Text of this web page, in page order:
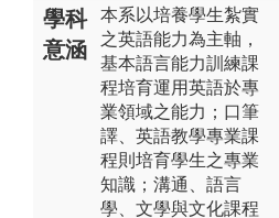
學科
意涵
本系以培養學生紮實
之英語能力為主軸，
基本語言能力訓練課
程培育運用英語於專
業領域之能力；口筆
譯、英語教學專業課
程則培育學生之專業
知識；溝通、語言
學、文學與文化課程